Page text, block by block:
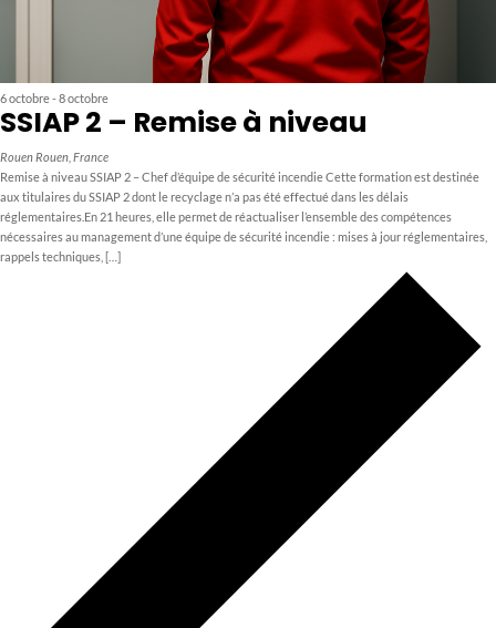
6 octobre-8 octobre
SSIAP 2 – Remise à niveau
RouenRouen, France
Remise à niveau SSIAP 2 – Chef d’équipe de sécurité incendie Cette formation est destinée
aux titulaires du SSIAP 2 dont le recyclage n’a pas été effectué dans les délais
réglementaires.En 21 heures, elle permet de réactualiser l’ensemble des compétences
nécessaires au management d’une équipe de sécurité incendie : mises à jour réglementaires,
rappels techniques, […]